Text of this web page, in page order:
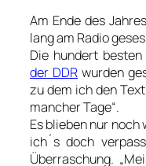
Am Ende des
lang am Radio
Die hundert besten
der DDR wurden
zu dem ich den
mancher Tage“.
Es blieben nur noch
ich´s doch
Überraschung.